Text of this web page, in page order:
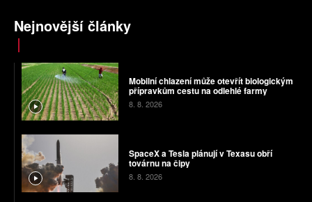
Nejnovější články
Mobilní chlazení může otevřít biologickým
přípravkům cestu na odlehlé farmy
8. 8. 2026
SpaceX a Tesla plánují v Texasu obří
továrnu na čipy
8. 8. 2026